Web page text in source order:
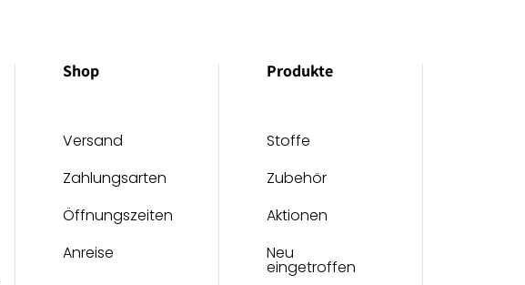
Shop
Versand
Zahlungsarten
Öffnungszeiten
Anreise
Produkte
Stoffe
Zubehör
Aktionen
Neu
eingetroffen